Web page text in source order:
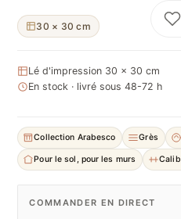
30 × 30 cm
Lé d'impression 30 × 30 cm
En stock · livré sous 48-72 h
Collection Arabesco Grès
Pour le sol, pour les murs
COMMANDER EN DIRECT